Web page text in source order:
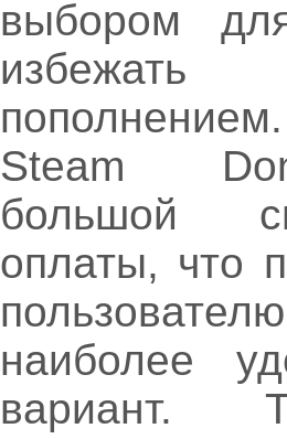
выбором
избежать
Steam
большой
оплаты, что
наиболее
вариант.